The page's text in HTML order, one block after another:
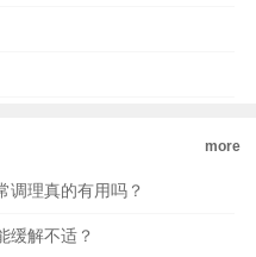
more
调理真的有用吗？
缓解不适？